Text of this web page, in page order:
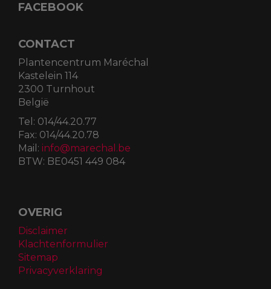
FACEBOOK
CONTACT
Plantencentrum Maréchal
Kastelein 114
2300 Turnhout
België
Tel: 014/44.20.77
Fax: 014/44.20.78
Mail: info@marechal.be
BTW: BE0451 449 084
OVERIG
Disclaimer
Klachtenformulier
Sitemap
Privacyverklaring